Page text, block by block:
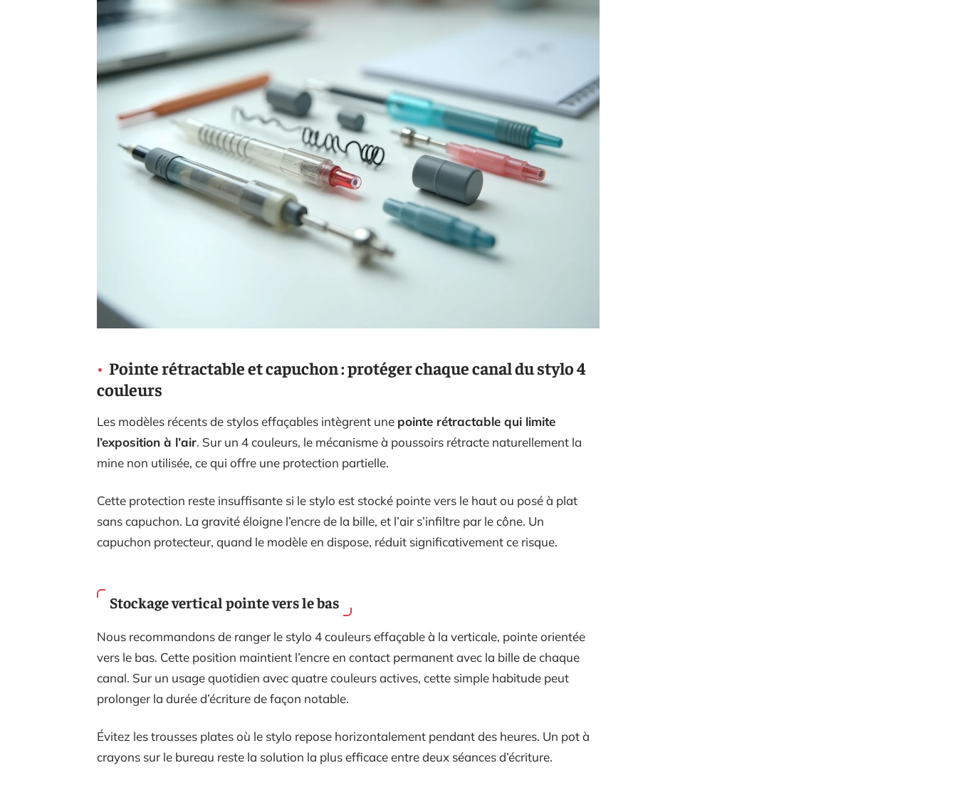
Pointe rétractable et capuchon : protéger chaque canal du stylo 4
couleurs
Les modèles récents de stylos effaçables intègrent une pointe rétractable qui limite
l’exposition à l’air. Sur un 4 couleurs, le mécanisme à poussoirs rétracte naturellement la
mine non utilisée, ce qui offre une protection partielle.
Cette protection reste insuffisante si le stylo est stocké pointe vers le haut ou posé à plat
sans capuchon. La gravité éloigne l’encre de la bille, et l’air s’infiltre par le cône. Un
capuchon protecteur, quand le modèle en dispose, réduit significativement ce risque.
Stockage vertical pointe vers le bas
Nous recommandons de ranger le stylo 4 couleurs effaçable à la verticale, pointe orientée
vers le bas. Cette position maintient l’encre en contact permanent avec la bille de chaque
canal. Sur un usage quotidien avec quatre couleurs actives, cette simple habitude peut
prolonger la durée d’écriture de façon notable.
Évitez les trousses plates où le stylo repose horizontalement pendant des heures. Un pot à
crayons sur le bureau reste la solution la plus efficace entre deux séances d’écriture.